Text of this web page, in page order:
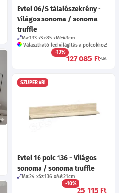
Evtel 06/S tálalószekrény -
Világos sonoma / sonoma
truffle
Ma:133 Sz:85 Mé:43cm
Választható led világítás a polcokhoz!
-10%
127 085 Ft-tól
SZUPER ÁR!
Evtel 16 polc 136 - Világos
sonoma / sonoma truffle
Ma:24 Sz:136 Mé:21cm
-10%
25 115 Ft